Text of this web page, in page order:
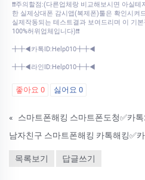
❗❗주의할점:(다른업체랑 비교해보시면 아실
한 실제상대폰 감시앱(복제폰)툴은 확인시켜
실제작동되는 테스트결과 보여드리며 이 기
100%허위업체입니다)❗❗
╋╋◀카톡ID:Help010╋╋◀
╋╋◀라인ID:Help010╋╋◀
좋아요 0 싫어요 0
«
목록보기 답글쓰기